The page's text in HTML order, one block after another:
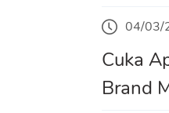
04/03/
Cuka
Brand